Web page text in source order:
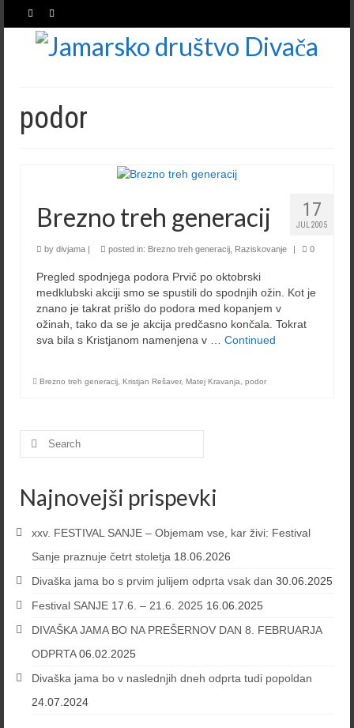
podor
17
JUL 2005
Brezno treh generacij
by divjama | posted in: Brezno treh generacij Raziskovanje | 0
Pregled spodnjega podora Prvič po oktobrski
medklubski akciji smo se spustili do spodnjih ožin. Kot je
znano je takrat prišlo do podora med kopanjem v
ožinah, tako da se je akcija predčasno končala. Tokrat
sva bila s Kristjanom namenjena v … Continued
Brezno treh generacij Kristjan Rešaver, Matej Kravanja podor
Search
Najnovejši prispevki
xxv. FESTIVAL SANJE – Objemam vse, kar živi: Festival
Sanje praznuje četrt stoletja 18.06.2026
Divaška jama bo s prvim julijem odprta vsak dan 30.06.2025
Festival SANJE 17.6. – 21.6. 2025 16.06.2025
DIVAŠKA JAMA BO NA PREŠERNOV DAN 8. FEBRUARJA
ODPRTA 06.02.2025
Divaška jama bo v naslednjih dneh odprta tudi popoldan
24.07.2024